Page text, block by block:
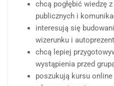
chcą pogłębić wiedzę
publicznych i
interesują się
wizerunku i
chcą lepiej
wystąpienia przed
poszukują kursu